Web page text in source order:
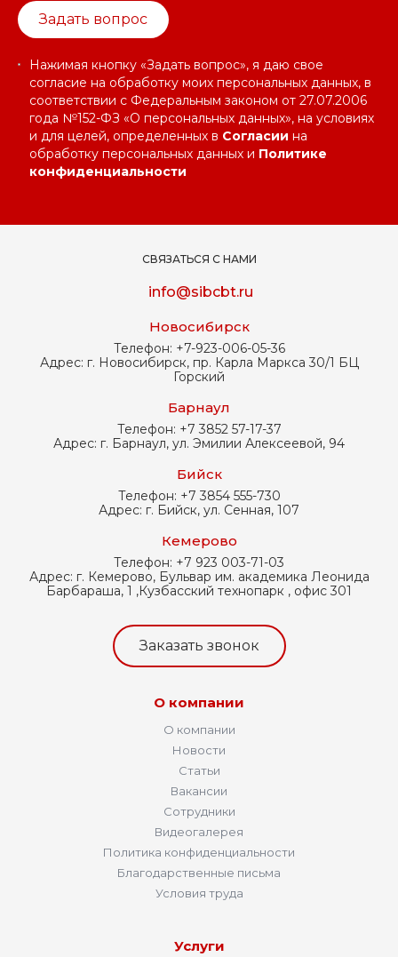
Задать вопрос
Нажимая кнопку «Задать вопрос», я даю свое
согласие на обработку моих персональных данных, в
соответствии с Федеральным законом от 27.07.2006
года №152-ФЗ «О персональных данных», на условиях
и для целей, определенных в Согласии на
обработку персональных данных и Политике
конфиденциальности
СВЯЗАТЬСЯ С НАМИ
info@sibcbt.ru
Новосибирск
Телефон: +7-923-006-05-36
Адрес: г. Новосибирск, пр. Карла Маркса 30/1 БЦ
Горский
Барнаул
Телефон: +7 3852 57-17-37
Адрес: г. Барнаул, ул. Эмилии Алексеевой, 94
Бийск
Телефон: +7 3854 555-730
Адрес: г. Бийск, ул. Сенная, 107
Кемерово
Телефон: +7 923 003-71-03
Адрес: г. Кемерово, Бульвар им. академика Леонида
Барбараша, 1 ,Кузбасский технопарк , офис 301
Заказать звонок
О компании
О компании
Новости
Статьи
Вакансии
Сотрудники
Видеогалерея
Политика конфиденциальности
Благодарственные письма
Условия труда
Услуги